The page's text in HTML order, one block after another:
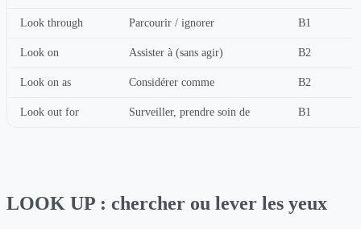
Look through Parcourir / ignorer B1
Look on Assister à (sans agir) B2
Look on as Considérer comme B2
Look out for Surveiller, prendre soin de B1
LOOK UP : chercher ou lever les yeux